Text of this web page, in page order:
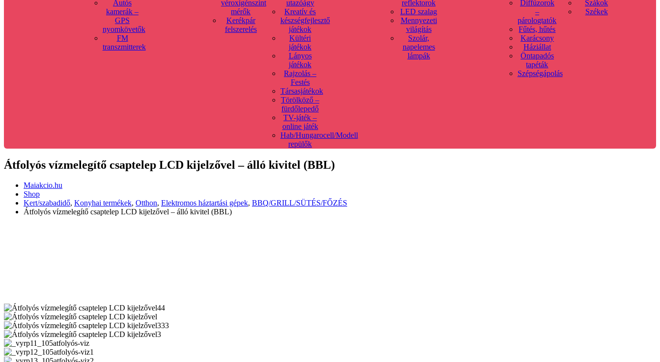
Autós
kamerák –
GPS
nyomkövetők
FM
transzmitterek
véroxigénszint
mérők
Kerékpár
felszerelés
utazóágy
Kreatív és
készségfejlesztő
játékok
Kültéri
játékok
Lányos
játékok
Rajzolás –
Festés
Társasjátékok
Törölköző –
fürdőlepedő
TV-játék –
online játék
Hab/Hungarocell/Modell
repülők
reflektorok
LED szalag
Mennyezeti
világítás
Szolár,
napelemes
lámpák
Diffúzorok
–
párologtatók
Fűtés, hűtés
Karácsony
Háziállat
Öntapadós
tapéták
Szépségápolás
Szákok
Székek
Átfolyós vízmelegítő csaptelep LCD kijelzővel – álló kivitel (BBL)
Maiakcio.hu
Shop
Kert/szabadidő, Konyhai termékek, Otthon, Elektromos háztartási gépek, BBQ/GRILL/SÜTÉS/FŐZÉS
Átfolyós vízmelegítő csaptelep LCD kijelzővel – álló kivitel (BBL)